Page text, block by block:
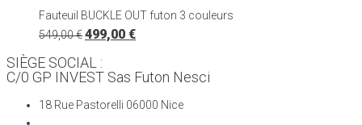
Fauteuil BUCKLE OUT futon 3 couleurs
549,00€499,00 €
SIÈGE SOCIAL :
C/0 GP INVEST Sas Futon Nesci
18 Rue Pastorelli 06000 Nice